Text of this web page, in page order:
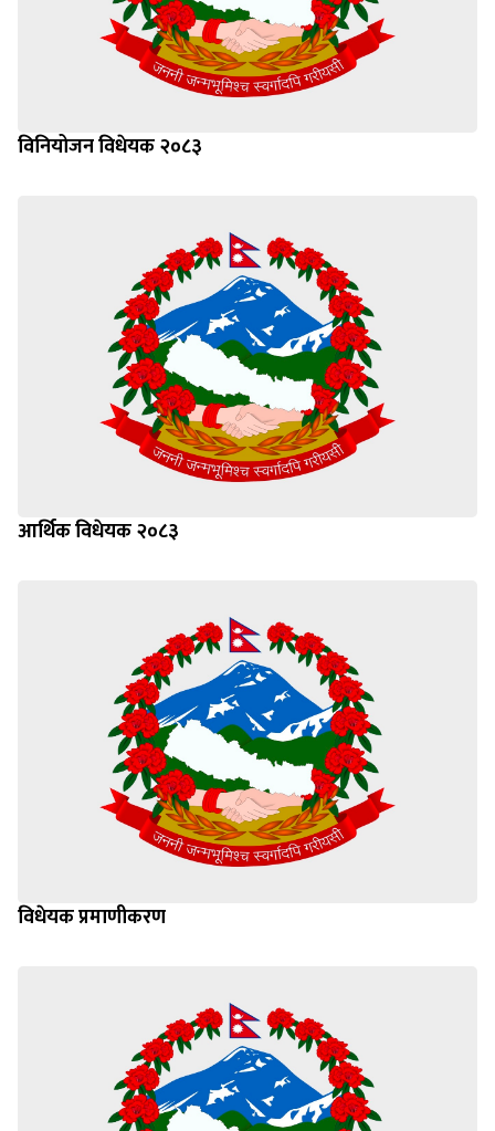
विनियोजन विधेयक २०८३
आर्थिक विधेयक २०८३
विधेयक प्रमाणीकरण